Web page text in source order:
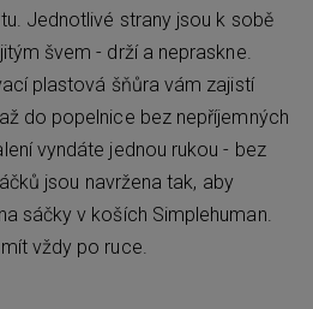
Jednotlivé strany jsou k sobě
švem - drží a nepraskne.
plastová šňůra vám zajistí
do popelnice bez nepříjemných
vyndáte jednou rukou - bez
jsou navržena tak, aby
sáčky v koších Simplehuman.
vždy po ruce.